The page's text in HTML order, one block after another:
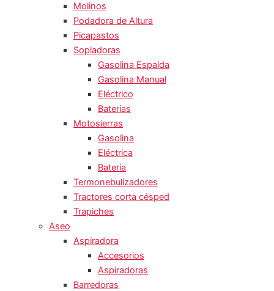
Molinos
Podadora de Altura
Picapastos
Sopladoras
Gasolina Espalda
Gasolina Manual
Eléctrico
Baterías
Motosierras
Gasolina
Eléctrica
Batería
Termonebulizadores
Tractores corta césped
Trapiches
Aseo
Aspiradora
Accesorios
Aspiradoras
Barredoras